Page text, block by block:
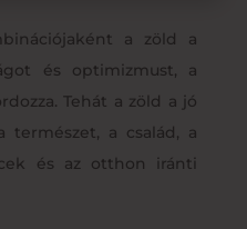
a zöld a
és optimizmust, a
Tehát a zöld a jó
természet, a család, a
és az otthon iránti